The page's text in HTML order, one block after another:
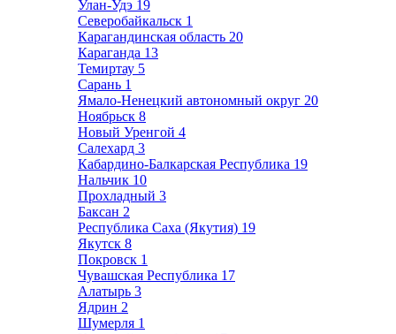
Улан-Удэ 19
Северобайкальск 1
Карагандинская область 20
Караганда 13
Темиртау 5
Сарань 1
Ямало-Ненецкий автономный округ 20
Ноябрьск 8
Новый Уренгой 4
Салехард 3
Кабардино-Балкарская Республика 19
Нальчик 10
Прохладный 3
Баксан 2
Республика Саха (Якутия) 19
Якутск 8
Покровск 1
Чувашская Республика 17
Алатырь 3
Ядрин 2
Шумерля 1